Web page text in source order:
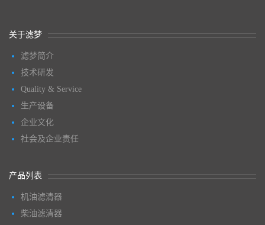
关于滤梦
滤梦简介
技术研发
Quality & Service
生产设备
企业文化
社会及企业责任
产品列表
机油滤清器
柴油滤清器